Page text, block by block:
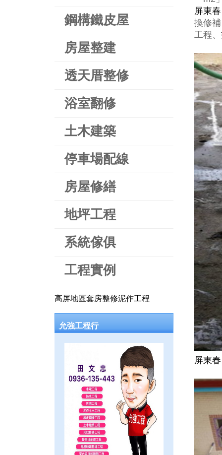
鋼構鐵皮屋
房屋整建
透天厝整修
浴室翻修
土木建築
停車場配線
房屋修繕
地坪工程
系統傢俱
工程實例
高屏地區套房整修泥作工程
允強工程行
屏東
換修
工程
屏東